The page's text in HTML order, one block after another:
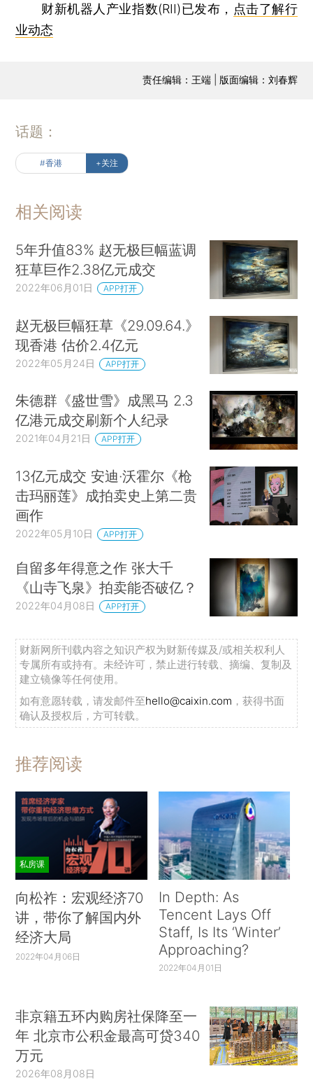
财新机器人产业指数(RII)已发布， 点击了解行
业动态
责任编辑：王端 | 版面编辑：刘春辉
话题：
#香港 +关注
相关阅读
5年升值83% 赵无极巨幅蓝调
狂草巨作2.38亿元成交
2022年06月01日 APP打开
赵无极巨幅狂草《29.09.64.》
现香港 估价2.4亿元
2022年05月24日 APP打开
朱德群《盛世雪》成黑马 2.3
亿港元成交刷新个人纪录
2021年04月21日 APP打开
13亿元成交 安迪·沃霍尔《枪
击玛丽莲》成拍卖史上第二贵
画作
2022年05月10日 APP打开
自留多年得意之作 张大千
《山寺飞泉》拍卖能否破亿？
2022年04月08日 APP打开
财新网所刊载内容之知识产权为财新传媒及/或相关权利人
专属所有或持有。未经许可，禁止进行转载、摘编、复制及
建立镜像等任何使用。
如有意愿转载，请发邮件至hello@caixin.com ，获得书面
确认及授权后，方可转载。
推荐阅读
私房课
向松祚：宏观经济70
讲，带你了解国内外
经济大局
2022年04月06日
In Depth: As
Tencent Lays Off
Staff, Is Its ‘Winter’
Approaching?
2022年04月01日
非京籍五环内购房社保降至一
年 北京市公积金最高可贷340
万元
2026年08月08日